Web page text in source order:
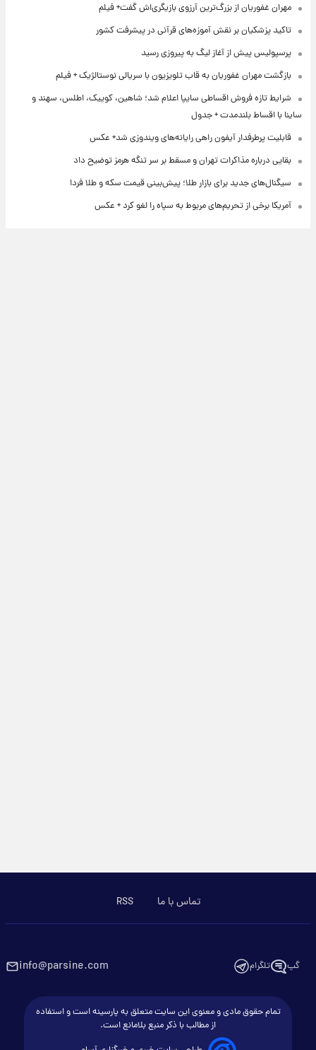
مهران غفوریان از بزرگ‌ترین آرزوی بازیگری‌اش گفت+ فیلم
تاکید پزشکیان بر نقش آموزه‌های قرآنی در پیشرفت کشور
پرسپولیس پیش از آغاز لیگ به پیروزی رسید
بازگشت مهران غفوریان به قاب تلویزیون با سریالی نوستالژیک + فیلم
شرایط تازه فروش اقساطی سایپا اعلام شد؛ شاهین، کوییک، اطلس، سهند و
ساینا با اقساط بلندمدت + جدول
قابلیت پرطرفدار آیفون راهی رایانه‌های ویندوزی شد+ عکس
بقایی درباره مذاکرات تهران و مسقط بر سر تنگه هرمز توضیح داد
سیگنال‌های جدید برای بازار طلا؛ پیش‌بینی قیمت سکه و طلا فردا
آمریکا برخی از تحریم‌های مربوط به سپاه را لغو کرد + عکس
تماس با ما RSS
گپ تلگرام info@parsine.com
تمام حقوق مادی و معنوی این سایت متعلق به پارسینه است و استفاده
از مطالب با ذکر منبع بلامانع است.